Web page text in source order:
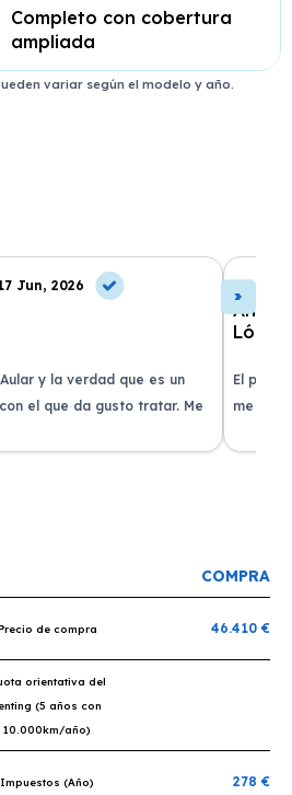
Completo con cobertura
ampliada
variar según el modelo y año.
Jun, 2026
y la verdad que es un
el que da gusto tratar. Me
muchas gracias!
El
me
plazo
COMPRA
de compra 46.410 €
orientativa del
(5 años con
10.000km/año)
Impuestos (Año) 278 €